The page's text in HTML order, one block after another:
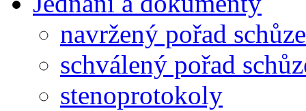
navržený pořad schůze
schválený pořad
stenoprotokoly